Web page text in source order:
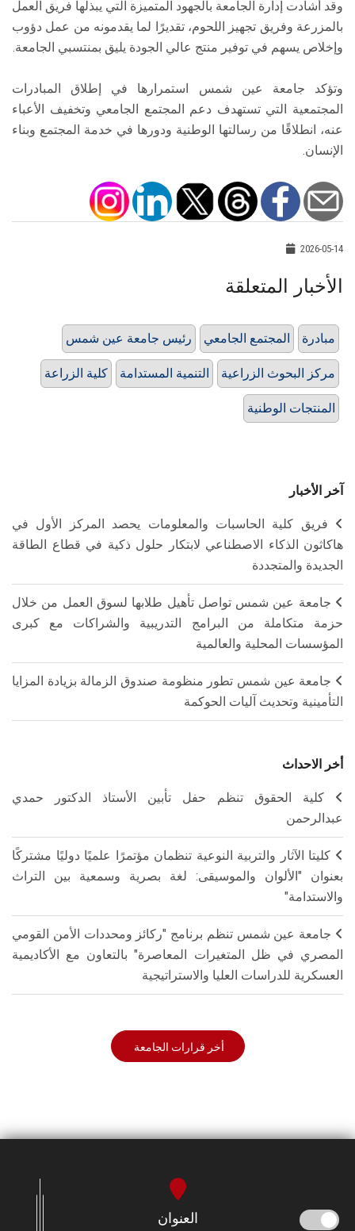
وقد أشادت إدارة الجامعة بالجهود المتميزة التي يبذلها فريق العمل
بالمزرعة وفريق تجهيز اللحوم، تقديرًا لما يقدمونه من عمل دؤوب
وإخلاص يسهم في توفير منتج عالي الجودة يليق بمنتسبي الجامعة.
وتؤكد جامعة عين شمس استمرارها في إطلاق المبادرات
المجتمعية التي تستهدف دعم المجتمع الجامعي وتخفيف الأعباء
عنه، انطلاقًا من رسالتها الوطنية ودورها في خدمة المجتمع وبناء
الإنسان.
2026-05-14
الأخبار المتعلقة
رئيس جامعة عين شمس المجتمع الجامعي مبادرة
كلية الزراعة التنمية المستدامة مركز البحوث الزراعية
المنتجات الوطنية
آخر الأخبار
فريق كلية الحاسبات والمعلومات يحصد المركز الأول في
هاكاثون الذكاء الاصطناعي لابتكار حلول ذكية في قطاع الطاقة
الجديدة والمتجددة
جامعة عين شمس تواصل تأهيل طلابها لسوق العمل من خلال
حزمة متكاملة من البرامج التدريبية والشراكات مع كبرى
المؤسسات المحلية والعالمية
جامعة عين شمس تطور منظومة صندوق الزمالة بزيادة المزايا
التأمينية وتحديث آليات الحوكمة
أخر الاحداث
كلية الحقوق تنظم حفل تأبين الأستاذ الدكتور حمدي
عبدالرحمن
كليتا الآثار والتربية النوعية تنظمان مؤتمرًا علميًا دوليًا مشتركًا
بعنوان "الألوان والموسيقى: لغة بصرية وسمعية بين التراث
والاستدامة"
جامعة عين شمس تنظم برنامج "ركائز ومحددات الأمن القومي
المصري في ظل المتغيرات المعاصرة" بالتعاون مع الأكاديمية
العسكرية للدراسات العليا والاستراتيجية
أخر قرارات الجامعة
العنوان